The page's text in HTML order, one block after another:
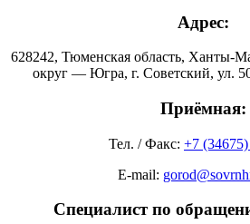
Адрес:
628242, Тюменская область, Ханты-
округ — Югра, г. Советский, ул.
Приёмная:
Тел. / Факс: +7
E-mail:
Специалист по